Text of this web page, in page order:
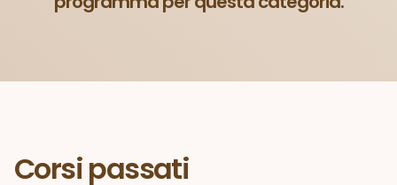
Corsi passati